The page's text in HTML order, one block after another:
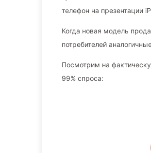
телефон на презентации
Когда новая модель
потребителей
Посмотрим на
99% спроса: